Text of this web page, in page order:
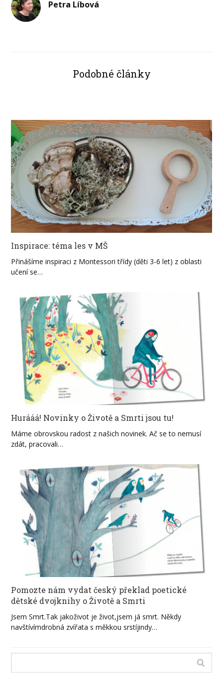
Petra Líbová
Podobné články
Inspirace: téma les v MŠ
Přinášíme inspiraci z Montessori třídy (děti 3-6 let) z oblasti
učení se…
Hurááá! Novinky o Životě a Smrti jsou tu!
Máme obrovskou radost z našich novinek. Ač se to nemusí
zdát, pracovali…
Pomozte nám vydat český překlad poetické
dětské dvojknihy o Životě a Smrti
Jsem Smrt.Tak jakoživot je život,jsem já smrt. Někdy
navštívímdrobná zvířata s měkkou srstíjindy…